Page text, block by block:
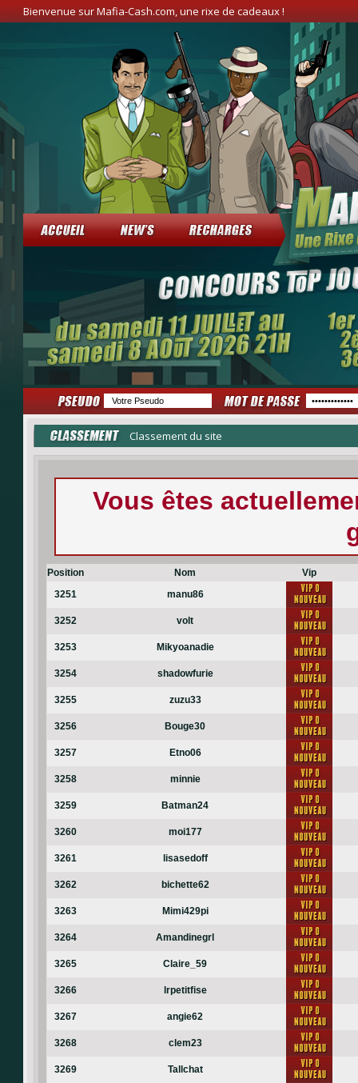
Bienvenue sur Mafia-Cash.com, une rixe de cadeaux !
Classement du site
Vous êtes
Position Nom
Vip
3251
manu86
3252 volt
3253 Mikyoanadie
3254 shadowfurie
3255 zuzu33
3256 Bouge30
3257 Etno06
3258 minnie
3259 Batman24
3260 moi177
3261 lisasedoff
3262 bichette62
3263 Mimi429pi
3264 Amandinegrl
3265 Claire_59
3266 lrpetitfise
3267 angie62
3268 clem23
3269 Tallchat